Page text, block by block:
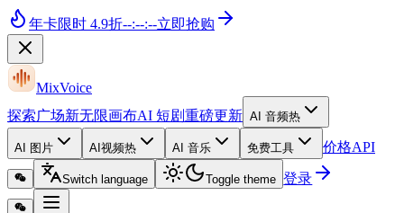
年卡限时 4.9折--:--:--立即抢购
MixVoice
探索广场新无限画布AI 短剧重磅更新 AI 音频热
AI 图片 AI视频热 AI 音乐 免费工具 价格API
Switch language Toggle theme 登录